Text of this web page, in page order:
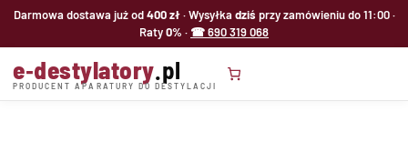
Przejdź
treści
Darmowa dostawa już od400 zł· Wysyłka dziś przy zamówieniu do 11:00 ·
Raty0% · ☎ 690 319 068
e‑destylatory.pl
PRODUCENT APARATURY DO DESTYLACJI